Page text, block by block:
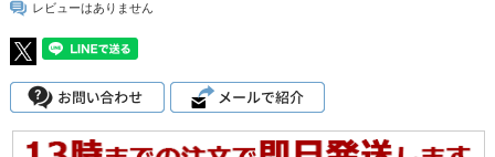
レビューはありません